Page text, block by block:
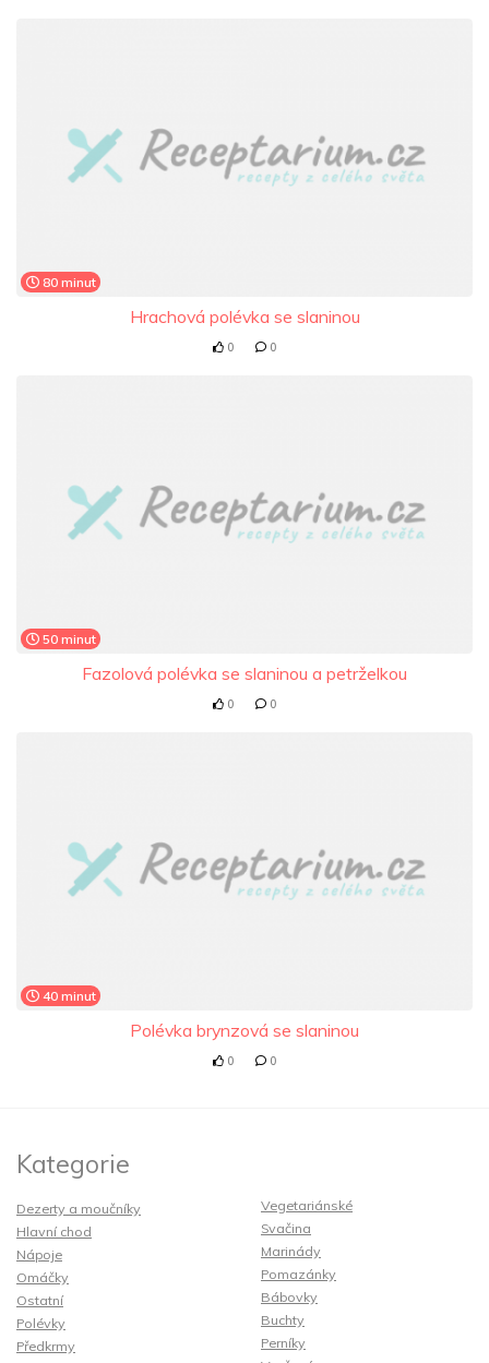
80 minut
Hrachová polévka se slaninou
0 0
50 minut
Fazolová polévka se slaninou a petrželkou
0 0
40 minut
Polévka brynzová se slaninou
0 0
Kategorie
Dezerty a moučníky
Hlavní chod
Nápoje
Omáčky
Ostatní
Polévky
Předkrmy
Vegetariánské
Svačina
Marinády
Pomazánky
Bábovky
Buchty
Perníky